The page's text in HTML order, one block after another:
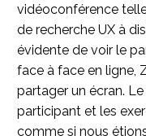
vidéoconférence
de recherche UX à
évidente de voir le
face à face en ligne,
partager un écran.
participant et les
comme si nous